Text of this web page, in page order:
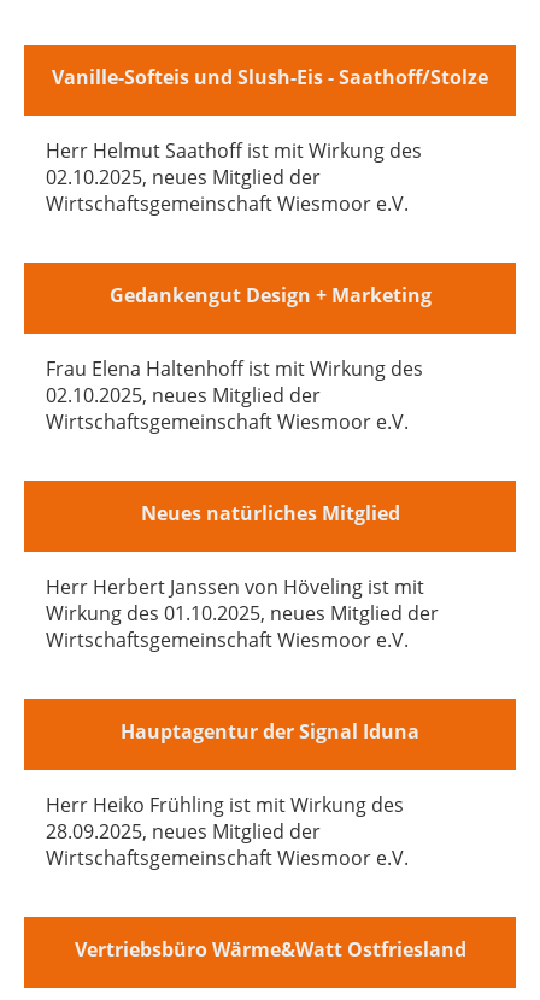
Vanille-Softeis und Slush-Eis - Saathoff/Stolze
Herr Helmut Saathoff ist mit Wirkung des
02.10.2025, neues Mitglied der
Wirtschaftsgemeinschaft Wiesmoor e.V.
Gedankengut Design + Marketing
Frau Elena Haltenhoff ist mit Wirkung des
02.10.2025, neues Mitglied der
Wirtschaftsgemeinschaft Wiesmoor e.V.
Neues natürliches Mitglied
Herr Herbert Janssen von Höveling ist mit
Wirkung des 01.10.2025, neues Mitglied der
Wirtschaftsgemeinschaft Wiesmoor e.V.
Hauptagentur der Signal Iduna
Herr Heiko Frühling ist mit Wirkung des
28.09.2025, neues Mitglied der
Wirtschaftsgemeinschaft Wiesmoor e.V.
Vertriebsbüro Wärme&Watt Ostfriesland